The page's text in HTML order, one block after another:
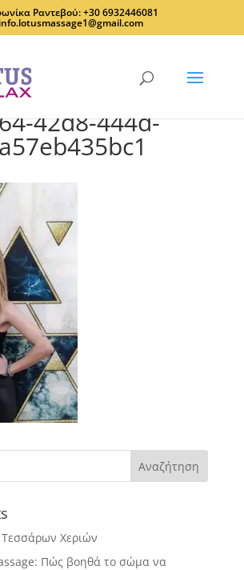
Ραντεβού: +30 6932446081
info.lotusmassage1@gmail.com
42d8-444d-
Χεριών
Πώς βοηθά το σώμα να